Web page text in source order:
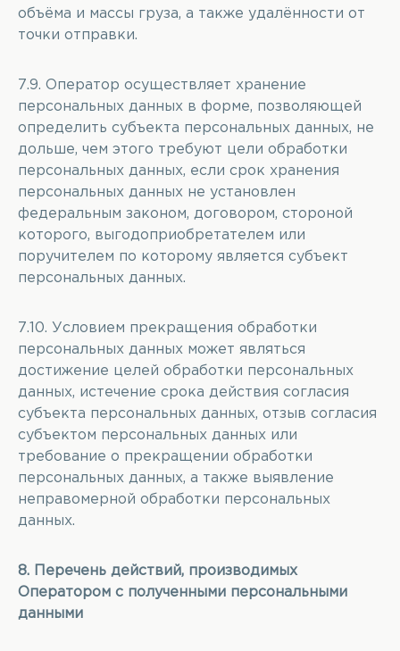
объёма и массы груза, а также удалённости от
точки отправки.
7.9. Оператор осуществляет хранение
персональных данных в форме, позволяющей
определить субъекта персональных данных, не
дольше, чем этого требуют цели обработки
персональных данных, если срок хранения
персональных данных не установлен
федеральным законом, договором, стороной
которого, выгодоприобретателем или
поручителем по которому является субъект
персональных данных.
7.10. Условием прекращения обработки
персональных данных может являться
достижение целей обработки персональных
данных, истечение срока действия согласия
субъекта персональных данных, отзыв согласия
субъектом персональных данных или
требование о прекращении обработки
персональных данных, а также выявление
неправомерной обработки персональных
данных.
8. Перечень действий, производимых
Оператором с полученными персональными
данными